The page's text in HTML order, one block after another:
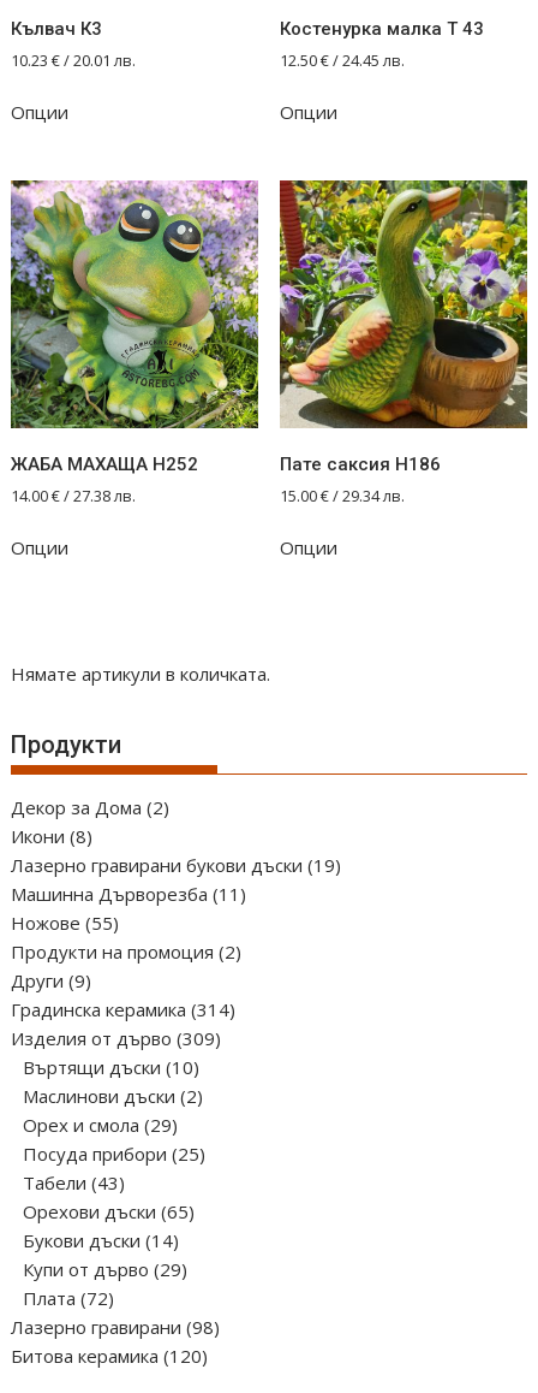
Кълвач К3
10.23€/ 20.01 лв.
Опции
Костенурка малка Т 43
12.50€/ 24.45 лв.
Опции
ЖАБА МАХАЩА Н252
14.00€/ 27.38 лв.
Опции
Пате саксия Н186
15.00€/ 29.34 лв.
Опции
Нямате артикули в количката.
Продукти
Декор за Дома 22
Икони 88
продукта
Лазерно гравирани букови дъски 1919
Машинна Дърворезба 11 11
Ножове 5555
продукта
Продукти на промоция 22
Други 99
продукта
Градинска керамика 314314
Изделия от дърво 309309
Въртящи дъски 1010
продукта
Маслинови дъски 22
Орех и смола 2929
продукта
Посуда прибори 2525
Табели 4343
продукта
Орехови дъски 6565
Букови дъски 1414
продукта
Купи от дърво 2929
Плата 7272
продукта
Лазерно гравирани 9898
Битова керамика 120120